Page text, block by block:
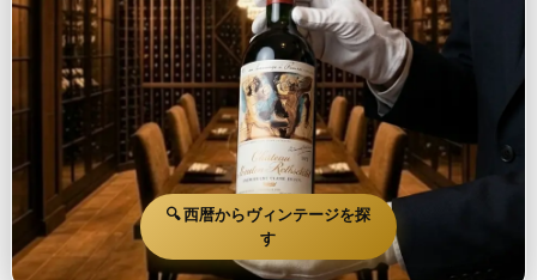
🔍 西暦からヴィンテージを探
す